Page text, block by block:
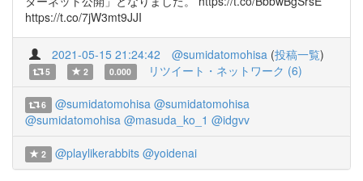
https://t.co/7jW3mt9JJI
2021-05-15 21:24:42 @sumidatomohisa (投稿一覧)
5 2 0.000 リツイート・ネットワーク (6)
6 @sumidatomohisa @sumidatomohisa
@sumidatomohisa @masuda_ko_1 @idgvv
2 @playlikerabbits @yoidenai